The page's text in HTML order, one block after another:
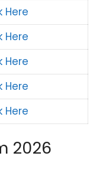
Here
Here
Here
Here
Here
2026